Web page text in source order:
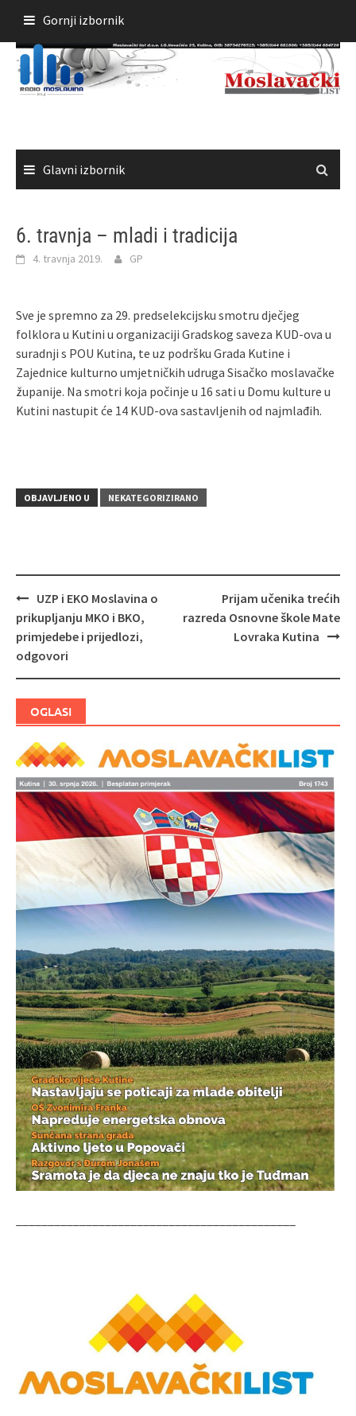
sadržaja
Gornji izbornik
Glavni izbornik
6. travnja – mladi i tradicija
4. travnja 2019. GP
Sve je spremno za 29. predselekcijsku smotru dječjeg
folklora u Kutini u organizaciji Gradskog saveza KUD-ova u
suradnji s POU Kutina, te uz podršku Grada Kutine i
Zajednice kulturno umjetničkih udruga Sisačko moslavačke
županije. Na smotri koja počinje u 16 sati u Domu kulture u
Kutini nastupit će 14 KUD-ova sastavljenih od najmlađih.
OBJAVLJENO U NEKATEGORIZIRANO
Navigacija
objava
UZP i EKO Moslavina o
prikupljanju MKO i BKO,
primjedebe i prijedlozi,
odgovori
Prijam učenika trećih
razreda Osnovne škole Mate
Lovraka Kutina
OGLASI